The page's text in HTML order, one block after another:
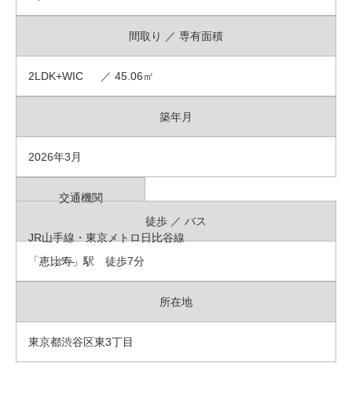
間取り ／ 専有面積
2LDK+WIC ／ 45.06㎡
築年月
2026年3月
交通機関
JR山手線・東京メトロ日比谷線
「恵比寿」駅 徒歩7分
徒歩 ／ バス
- ／ –
所在地
東京都渋谷区東3丁目